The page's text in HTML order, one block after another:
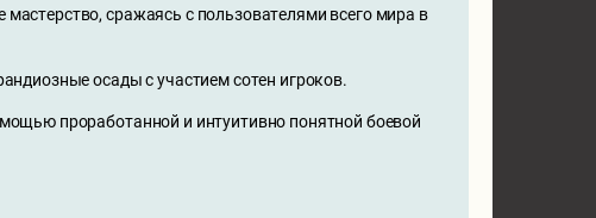
сражаясь с пользователями всего мира в
осады с участием сотен игроков.
проработанной и интуитивно понятной боевой